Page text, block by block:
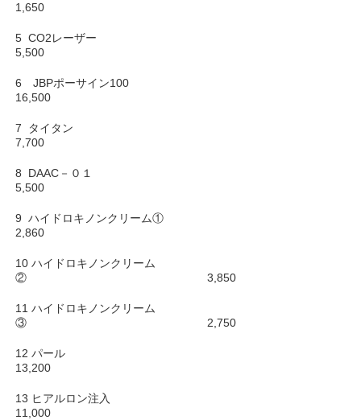
1,650
5 CO2レーザー
5,500
6 JBPポーサイン100
16,500
7 タイタン
7,700
8 DAAC－０１
5,500
9 ハイドロキノンクリーム①
2,860
10 ハイドロキノンクリーム
② 3,850
11 ハイドロキノンクリーム
③ 2,750
12 パール
13,200
13 ヒアルロン注入
11,000